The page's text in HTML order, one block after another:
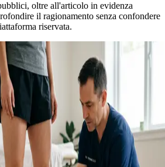
oltre all'articolo in evidenza
il ragionamento senza confondere
riservata.